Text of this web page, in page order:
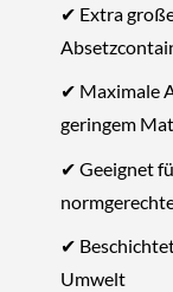
✔ Extra
✔ Maximale
geringem
✔ Geeignet
✔
Umwelt